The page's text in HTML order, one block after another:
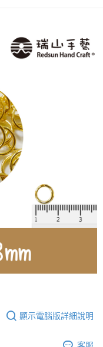
顯示電腦版詳細說明
客服